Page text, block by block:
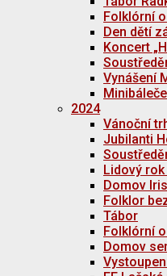
Folklórní
Den dětí
Koncert
Vynášení
2024
Vánoční
Jubilanti
Lidový
Domov Iris
Folklor
Tábor
Folklórní
Domov